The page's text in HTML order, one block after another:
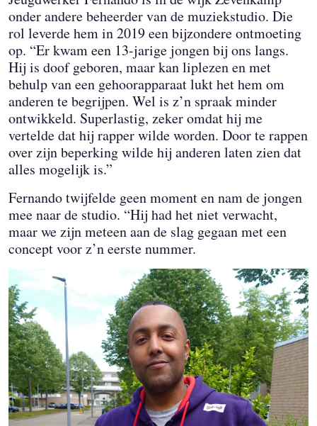
onder andere beheerder van de muziekstudio. Die
rol leverde hem in 2019 een bijzondere ontmoeting
op. “Er kwam een 13-jarige jongen bij ons langs.
Hij is doof geboren, maar kan liplezen en met
behulp van een gehoorapparaat lukt het hem om
anderen te begrijpen. Wel is z’n spraak minder
ontwikkeld. Superlastig, zeker omdat hij me
vertelde dat hij rapper wilde worden. Door te rappen
over zijn beperking wilde hij anderen laten zien dat
alles mogelijk is.”
Fernando twijfelde geen moment en nam de jongen
mee naar de studio. “Hij had het niet verwacht,
maar we zijn meteen aan de slag gegaan met een
concept voor z’n eerste nummer.